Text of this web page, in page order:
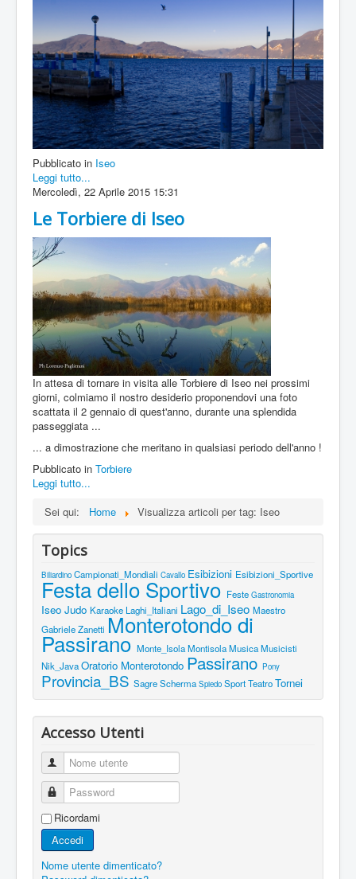
Pubblicato in Iseo
Leggi tutto...
Mercoledì, 22 Aprile 2015 15:31
Le Torbiere di Iseo
In attesa di tornare in visita alle Torbiere di Iseo nei prossimi
giorni, colmiamo il nostro desiderio proponendovi una foto
scattata il 2 gennaio di quest'anno, durante una splendida
passeggiata ...
... a dimostrazione che meritano in qualsiasi periodo dell'anno !
Pubblicato in Torbiere
Leggi tutto...
Sei qui:
Home Visualizza articoli per tag: Iseo
Topics
Biliardino Campionati_Mondiali Cavallo Esibizioni Esibizioni_Sportive
Festa dello Sportivo Feste Gastronomia
Iseo Judo Karaoke Laghi_Italiani Lago_di_Iseo Maestro
Gabriele Zanetti Monterotondo di
Passirano Monte_IsolaMontisolaMusicaMusicisti
Nik_JavaOratorio Monterotondo Passirano Pony
Provincia_BS SagreScherma Spiedo SportTeatroTornei
Accesso Utenti
Nome utente
Password
Ricordami
Accedi
Nome utente dimenticato?